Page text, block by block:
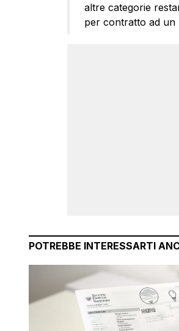
altre categorie
per contratto ad un
POTREBBE INTERESSARTI